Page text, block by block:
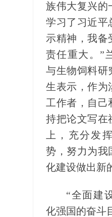
族伟大复兴的
学习了习近平
示精神，我备
责任重大。”
与生物饲料研
生表示，作为
工作者，自己
持把论文写在
上，充分发
势，努力为我
化建设做出新
“全面建
化强国的奋斗